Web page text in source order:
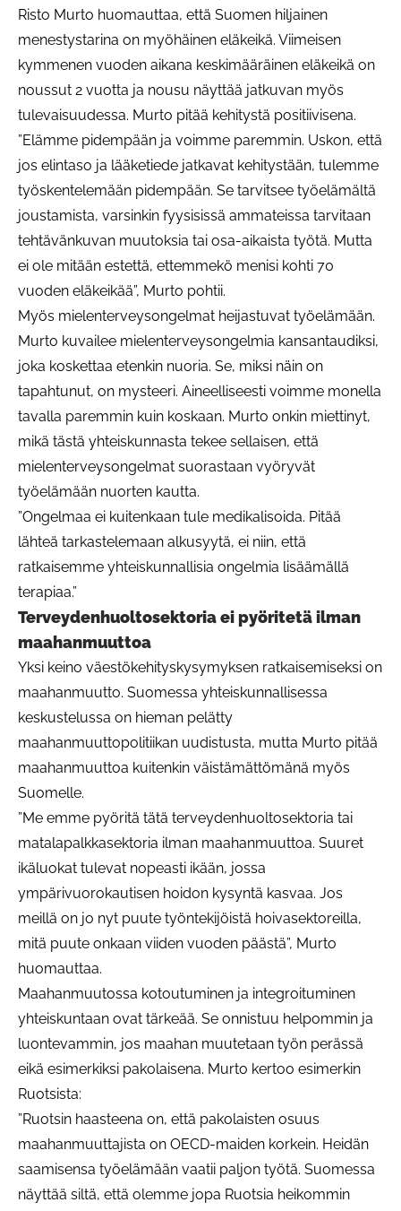
Risto Murto huomauttaa, että Suomen hiljainen
menestystarina on myöhäinen eläkeikä. Viimeisen
kymmenen vuoden aikana keskimääräinen eläkeikä on
noussut 2 vuotta ja nousu näyttää jatkuvan myös
tulevaisuudessa. Murto pitää kehitystä positiivisena.
”Elämme pidempään ja voimme paremmin. Uskon, että
jos elintaso ja lääketiede jatkavat kehitystään, tulemme
työskentelemään pidempään. Se tarvitsee työelämältä
joustamista, varsinkin fyysisissä ammateissa tarvitaan
tehtävänkuvan muutoksia tai osa-aikaista työtä. Mutta
ei ole mitään estettä, ettemmekö menisi kohti 70
vuoden eläkeikää”, Murto pohtii.
Myös mielenterveysongelmat heijastuvat työelämään.
Murto kuvailee mielenterveysongelmia kansantaudiksi,
joka koskettaa etenkin nuoria. Se, miksi näin on
tapahtunut, on mysteeri. Aineelliseesti voimme monella
tavalla paremmin kuin koskaan. Murto onkin miettinyt,
mikä tästä yhteiskunnasta tekee sellaisen, että
mielenterveysongelmat suorastaan vyöryvät
työelämään nuorten kautta.
”Ongelmaa ei kuitenkaan tule medikalisoida. Pitää
lähteä tarkastelemaan alkusyytä, ei niin, että
ratkaisemme yhteiskunnallisia ongelmia lisäämällä
terapiaa.”
Terveydenhuoltosektoria ei pyöritetä ilman
maahanmuuttoa
Yksi keino väestökehityskysymyksen ratkaisemiseksi on
maahanmuutto. Suomessa yhteiskunnallisessa
keskustelussa on hieman pelätty
maahanmuuttopolitiikan uudistusta, mutta Murto pitää
maahanmuuttoa kuitenkin väistämättömänä myös
Suomelle.
”Me emme pyöritä tätä terveydenhuoltosektoria tai
matalapalkkasektoria ilman maahanmuuttoa. Suuret
ikäluokat tulevat nopeasti ikään, jossa
ympärivuorokautisen hoidon kysyntä kasvaa. Jos
meillä on jo nyt puute työntekijöistä hoivasektoreilla,
mitä puute onkaan viiden vuoden päästä”, Murto
huomauttaa.
Maahanmuutossa kotoutuminen ja integroituminen
yhteiskuntaan ovat tärkeää. Se onnistuu helpommin ja
luontevammin, jos maahan muutetaan työn perässä
eikä esimerkiksi pakolaisena. Murto kertoo esimerkin
Ruotsista:
”Ruotsin haasteena on, että pakolaisten osuus
maahanmuuttajista on OECD-maiden korkein. Heidän
saamisensa työelämään vaatii paljon työtä. Suomessa
näyttää siltä, että olemme jopa Ruotsia heikommin